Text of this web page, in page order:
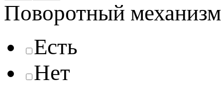
Поворотный механизм
Есть
Нет